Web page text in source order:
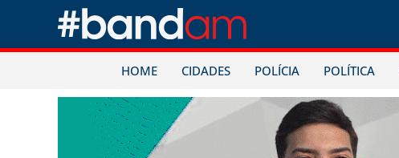
HOME CIDADES POLÍCIA POLÍTICA